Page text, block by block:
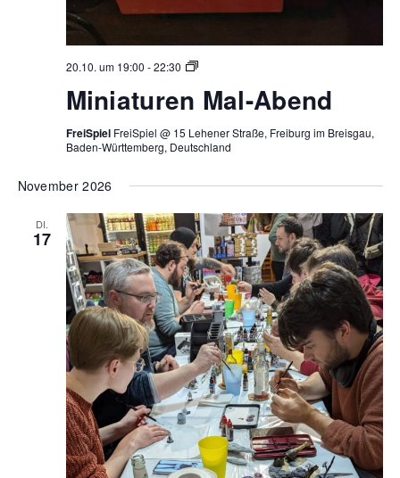
20.10. um 19:00 -22:30
Miniaturen
Abend
Miniaturen Mal-Abend
FreiSpiel FreiSpiel @ 15 Lehener Straße, Freiburg im Breisgau,
Baden-Württemberg, Deutschland
November 2026
DI.
17